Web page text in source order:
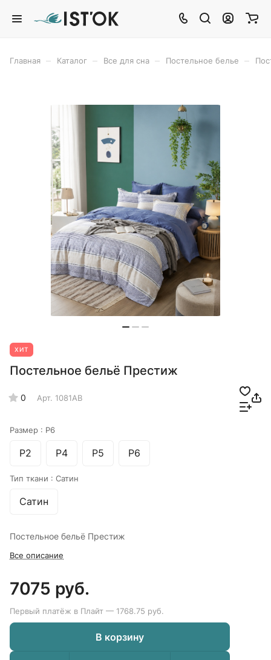
Главная Каталог Все для сна Постельное белье
ХИТ
Постельное бельё Престиж
0 Арт. 1081AB
Размер : Р6
Р2 Р4 Р5 Р6
Тип ткани : Сатин
Сатин
Постельное бельё Престиж
Все описание
7075 руб.
Первый платёж в Плайт — 1768.75 руб.
В корзину